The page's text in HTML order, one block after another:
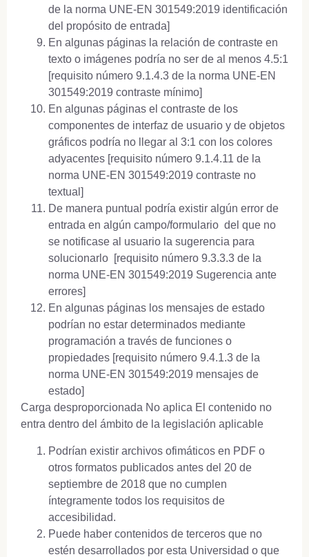
de la norma UNE-EN 301549:2019 identificación
del propósito de entrada]
En algunas páginas la relación de contraste en
texto o imágenes podría no ser de al menos 4.5:1
[requisito número 9.1.4.3 de la norma UNE-EN
301549:2019 contraste mínimo]
En algunas páginas el contraste de los
componentes de interfaz de usuario y de objetos
gráficos podría no llegar al 3:1 con los colores
adyacentes [requisito número 9.1.4.11 de la
norma UNE-EN 301549:2019 contraste no
textual]
De manera puntual podría existir algún error de
entrada en algún campo/formulario del que no
se notificase al usuario la sugerencia para
solucionarlo [requisito número 9.3.3.3 de la
norma UNE-EN 301549:2019 Sugerencia ante
errores]
En algunas páginas los mensajes de estado
podrían no estar determinados mediante
programación a través de funciones o
propiedades [requisito número 9.4.1.3 de la
norma UNE-EN 301549:2019 mensajes de
estado]
Carga desproporcionada No aplica El contenido no
entra dentro del ámbito de la legislación aplicable
Podrían existir archivos ofimáticos en PDF o
otros formatos publicados antes del 20 de
septiembre de 2018 que no cumplen
íntegramente todos los requisitos de
accesibilidad.
Puede haber contenidos de terceros que no
estén desarrollados por esta Universidad o que